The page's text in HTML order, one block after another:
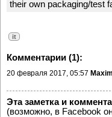
their own packaging/test
it
Комментарии (1):
20 февраля 2017, 05:57
Эта заметка и
(возможно, в Facebook